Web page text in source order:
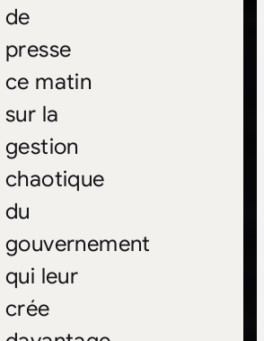
de
presse
ce matin
sur la
gestion
chaotique
du
gouvernement
qui leur
crée